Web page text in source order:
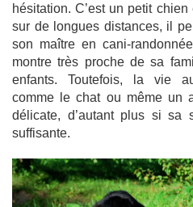
hésitation. C’est un petit
sur de longues distances, il
son maître en cani-
montre très proche de sa
enfants. Toutefois, la vie
comme le chat ou même un
délicate, d’autant plus si sa
suffisante.